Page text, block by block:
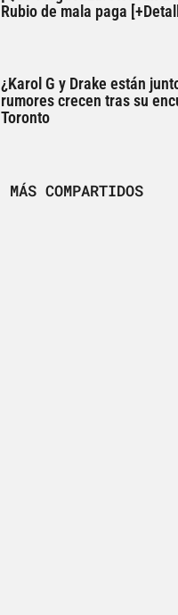
Rubio de mala paga
¿Karol G y Drake están
rumores crecen tras su
Toronto
MÁS COMPARTIDOS